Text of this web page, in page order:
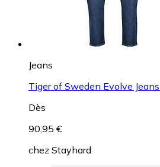
Jeans
Tiger of Sweden Evolve
Dès
90,95 €
chez Stayhard